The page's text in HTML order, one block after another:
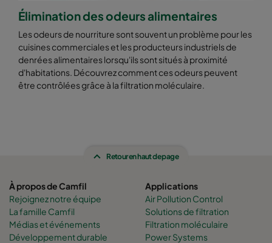
Élimination des odeurs alimentaires
Les odeurs de nourriture sont souvent un problème pour les
cuisines commerciales et les producteurs industriels de
denrées alimentaires lorsqu'ils sont situés à proximité
d'habitations. Découvrez comment ces odeurs peuvent
être contrôlées grâce à la filtration moléculaire.
Retour en haut de page
À propos de Camfil
Rejoignez notre équipe
La famille Camfil
Médias et événements
Développement durable
Applications
Air Pollution Control
Solutions de filtration
Filtration moléculaire
Power Systems